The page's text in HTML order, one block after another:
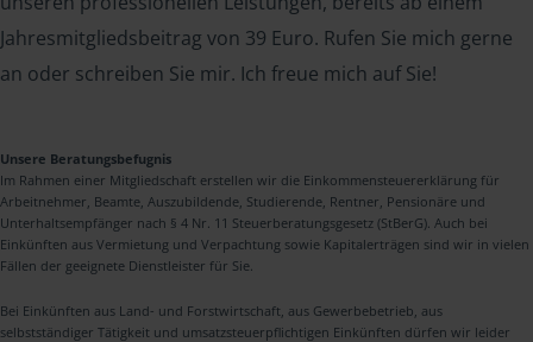
Jahresmitgliedsbeitrag von 39 Euro. Rufen Sie mich gerne
an oder schreiben Sie mir. Ich freue mich auf Sie!
Unsere Beratungsbefugnis
Im Rahmen einer Mitgliedschaft erstellen wir die Einkommensteuererklärung für
Arbeitnehmer, Beamte, Auszubildende, Studierende, Rentner, Pensionäre und
Unterhaltsempfänger nach § 4 Nr. 11 Steuerberatungsgesetz (StBerG). Auch bei
Einkünften aus Vermietung und Verpachtung sowie Kapitalerträgen sind wir in vielen
Fällen der geeignete Dienstleister für Sie.
Bei Einkünften aus Land- und Forstwirtschaft, aus Gewerbebetrieb, aus
selbstständiger Tätigkeit und umsatzsteuerpflichtigen Einkünften dürfen wir leider